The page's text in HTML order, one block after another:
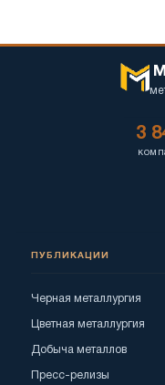
3
ПУБЛИКАЦИИ
Черная металлургия
Цветная металлургия
Добыча металлов
Пресс-релизы